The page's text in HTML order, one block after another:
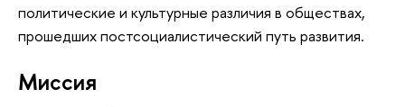
политические и культурные различия в обществах,
прошедших постсоциалистический путь развития.
Миссия